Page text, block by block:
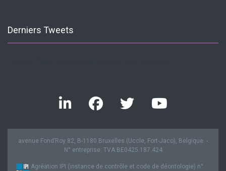
Derniers Tweets
avenue Fond’Roy 82, B-1180 Bruxelles (Uccle, Fort-Jaco), Belgique. -
N° entreprise: TVA BE0425.187.424
Agréation IPI (instance de contrôle et code de déontologie) n°